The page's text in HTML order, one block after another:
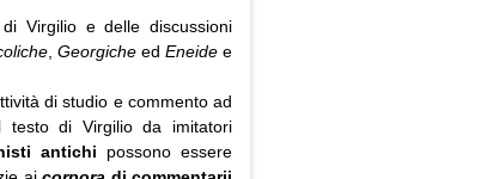
Virgilio e delle discussioni
, Georgicheed Eneidee
di studio e commento ad
di Virgilio da imitatori
antichi possono essere